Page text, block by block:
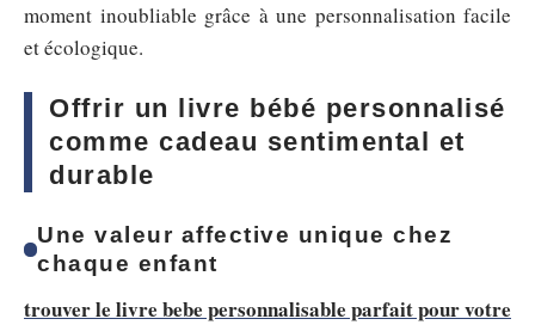
moment inoubliable grâce à une personnalisation facile
et écologique.
Offrir un livre bébé personnalisé
comme cadeau sentimental et
durable
Une valeur affective unique chez
chaque enfant
trouver le livre bebe personnalisable parfait pour votre